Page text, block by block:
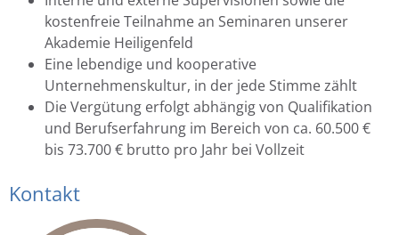
kostenfreie Teilnahme an Seminaren unserer
Akademie Heiligenfeld
Eine lebendige und kooperative
Unternehmenskultur, in der jede Stimme zählt
Die Vergütung erfolgt abhängig von Qualifikation
und Berufserfahrung im Bereich von ca. 60.500 €
bis 73.700 € brutto pro Jahr bei Vollzeit
Kontakt